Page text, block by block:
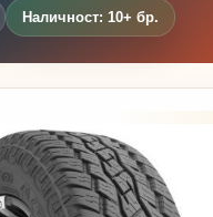
Наличност: 10+ бр.